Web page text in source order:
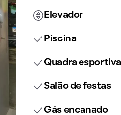
Elevador
Piscina
Quadra esportiva
Salão de festas
Gás encanado